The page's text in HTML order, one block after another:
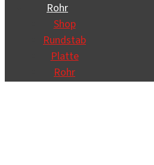
Rohr
Shop
Rundstab
Platte
Rohr